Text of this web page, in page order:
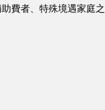
費者、特殊境遇家庭